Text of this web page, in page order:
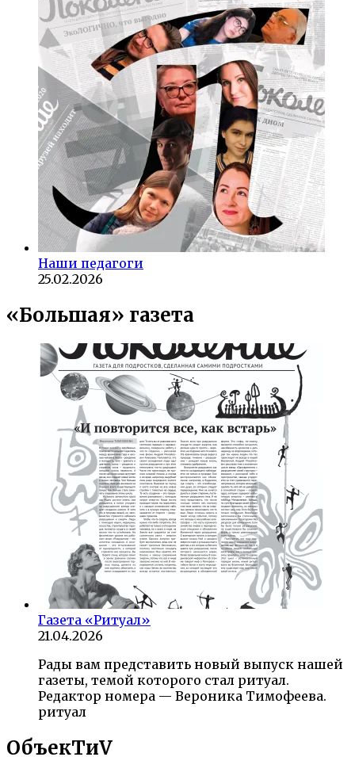
Наши педагоги
25.02.2026
«Большая» газета
Газета «Ритуал»
21.04.2026
Рады вам представить новый выпуск нашей
газеты, темой которого стал ритуал.
Редактор номера — Вероника Тимофеева.
ритуал
ОбъекTиV